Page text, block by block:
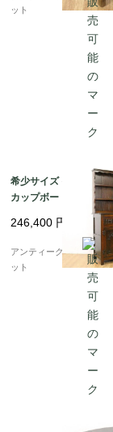
ット
希少サイズ イギリス製
カップボード 食器棚 飾
り棚 細幅 スリム アン
ティーク 見せる収納 オ
ーク材
246,400 円
アンティークブルーパロ
ット